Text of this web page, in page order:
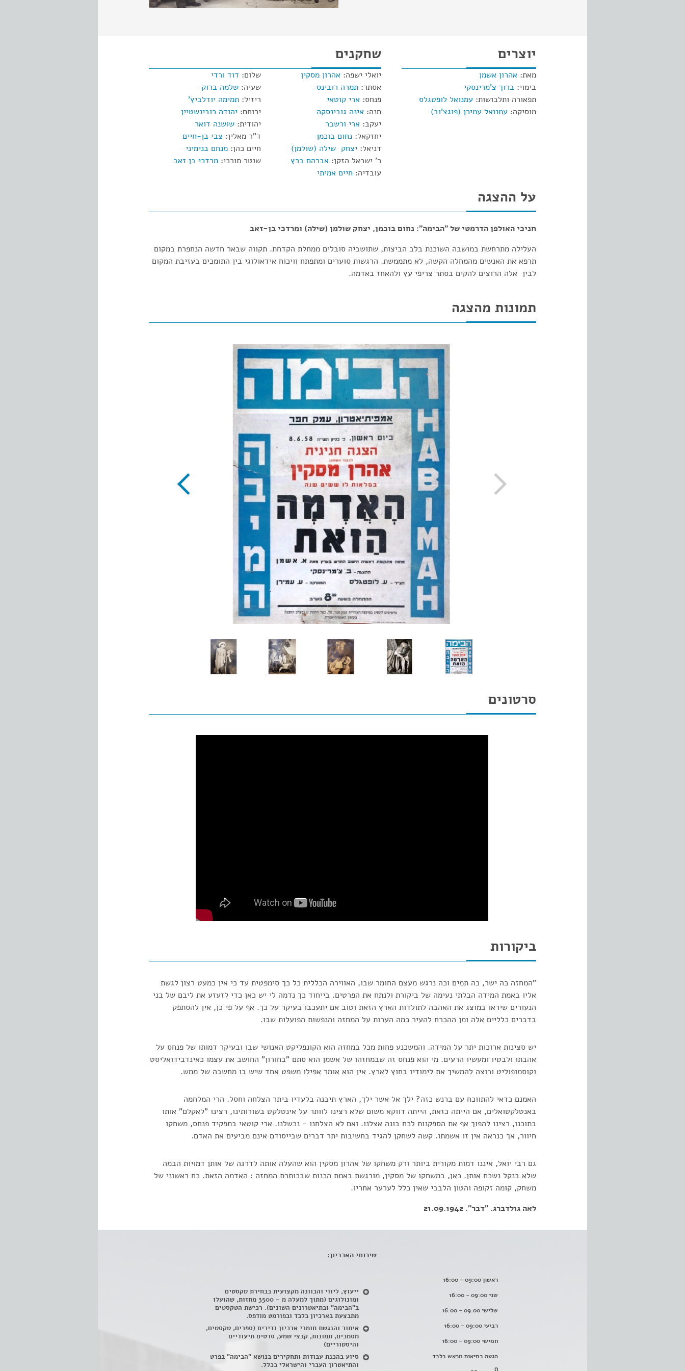
יוצרים
מאת: אהרון אשמן
בימוי: ברוך צ'מרינסקי
תפאורה ותלבושות: עמנואל לופטגלס
מוסיקה: עמנואל עמירן (פוגצ'וב)
שחקנים
יואלי ישפה: אהרון מסקין
אסתר: תמרה רובינס
פנחס: ארי קוטאי
חנה: אינה גובינסקה
יעקב: ארי ורשבר
יחזקאל: נחום בוכמן
דניאל: יצחק שילה (שולמן)
ר' ישראל הזקן: אברהם ברץ
עובדיה: חיים אמיתי
שלום: דוד ורדי
שעיה: שלמה ברוק
ריזיל: תמימה יודלביץ'
ירוחם: יהודה רובינשטיין
יהודית: שושנה דואר
ד"ר מאלין: צבי בן-חיים
חיים כהן: מנחם בנימיני
שוטר תורכי: מרדכי בן זאב
על ההצגה
חניכי האולפן הדרמטי של "הבימה": נחום בוכמן, יצחק שולמן (שילה) ומרדכי בן-זאב
העלילה מתרחשת במושבה השוכנת בלב הביצות, שתושביה סובלים ממחלת הקדחת. תקווה שבאר חדשה הנחפרת במקום
תרפא את האנשים מהמחלה הקשה, לא מתממשת. הרגשות סוערים ומתפתח וויכוח אידאולוגי בין התומכים בעזיבת המקום
לבין אלה הרוצים להקים בסתר צריפי עץ ולהאחז באדמה.
תמונות מהצגה
סרטונים
ביקורות
"המחזה כה ישר, כה תמים וכה נרגש מעצם החומר שבו, האווירה הכללית כל כך סימפטית עד כי אין כמעט רצון לגשת
אליו באמת המידה הבלתי נעימה של ביקורת ולנתח את הפרטים. בייחוד כך נדמה לי יש כאן כדי לזעזע את ליבם של בני
הנעורים שיראו במוצג את האהבה לתולדות הארץ הזאת וטוב אם יתעכבו בעיקר על כך. אף על פי כן, אין להסתפק
בדברים כלליים אלה ומן ההכרח להעיר כמה הערות על המחזה והנפשות הפועלות שבו.
יש סצינות ארוכות יתר על המידה. והמשכנע פחות מכל במחזה הוא הקונפליקט האנושי שבו ובעיקר דמותו של פנחס על
אהבתו ולבטיו ומעשיו הרעים. מי הוא פנחס זה שבמחזהו של אשמן הוא סתם "בחורון" החושב את עצמו כאינדבידואליסט
וקוסמופוליט ורוצה להמשיך את לימודיו בחוץ לארץ. אין הוא אומר אפילו משפט אחד שיש בו מחשבה של ממש.
האמנם כדאי להתווכח עם ברנש כזה? ילך אל אשר ילך, הארץ תיבנה בלעדיו ביתר הצלחה וחסל. הרי המלחמה
באנטלקטואלים, אם הייתה כזאת, הייתה דווקא משום שלא רצינו לוותר על אינטלקט בשורותינו, רצינו "לאקלם" אותו
בתוכנו, רצינו להפוך אף את הספקנות לכח בונה אצלנו. ואם לא הצלחנו - נכשלנו. ארי קוטאי בתפקיד פנחס, משחקו
חיוור, אך כנראה אין זו אשמתו. קשה לשחקן להגיד בחשיבות יתר דברים שבייסודם אינם מביעים את האדם.
גם רבי יואל, איננו דמות מקורית ביותר ורק משחקו של אהרון מסקין הוא שהעלה אותה לדרגה של אותן דמויות הבמה
שלא בנקל נשכח אותן. כאן, במשחקו של מסקין, מורגשת באמת הכנות שבכותרת המחזה : האדמה הזאת. כח ראשוני של
משחק, קומה זקופה והטון הלבבי שאין כלל לערער אחריו.
לאה גולדברג. "דבר". 21.09.1942
ראשון 09:00 - 16:00
שני 09:00 - 16:00
שלישי 09:00 - 16:00
רביעי 09:00 - 16:00
חמישי 09:00 - 16:00
הגעה בתיאום מראש בלבד
שירותי הארכיון:
ייעוץ, ליווי והכוונה מקצועית בבחירת טקסטים
ומונולוגים (מתוך למעלה מ – 3500 מחזות, שהועלו
ב"הבימה" ובתיאטרונים השונים). רכישת הטקסטים
מתבצעת בארכיון בלבד ובפורמט מודפס.
איתור והנגשת חומרי ארכיון נדירים (ספרים, טקסטים,
מסמכים, תמונות, קבצי שמע, סרטים תיעודיים
והיסטוריים)
סיוע בהכנת עבודות ותחקירים בנושא "הבימה" בפרט
והתיאטרון העברי והישראלי בכלל.